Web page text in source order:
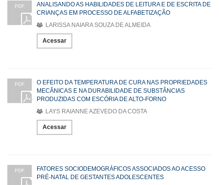
PDF
ANALISANDO AS HABILIDADES DE LEITURA E DE ESCRITA DE
CRIANÇAS EM PROCESSO DE ALFABETIZAÇÃO
LARISSA NAIARA SOUZA DE ALMEIDA
Acessar
PDF
O EFEITO DA TEMPERATURA DE CURA NAS PROPRIEDADES
MECÂNICAS E NA DURABILIDADE DE SUBSTÂNCIAS
PRODUZIDAS COM ESCÓRIA DE ALTO-FORNO
LAYS RAIANNE AZEVEDO DA COSTA
Acessar
PDF
FATORES SOCIODEMOGRÁFICOS ASSOCIADOS AO ACESSO
PRÉ-NATAL DE GESTANTES ADOLESCENTES